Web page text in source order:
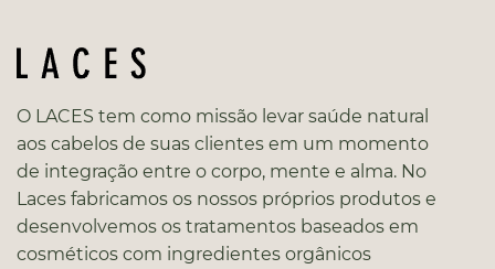
O LACES tem como missão levar saúde natural
aos cabelos de suas clientes em um momento
de integração entre o corpo, mente e alma. No
Laces fabricamos os nossos próprios produtos e
desenvolvemos os tratamentos baseados em
cosméticos com ingredientes orgânicos